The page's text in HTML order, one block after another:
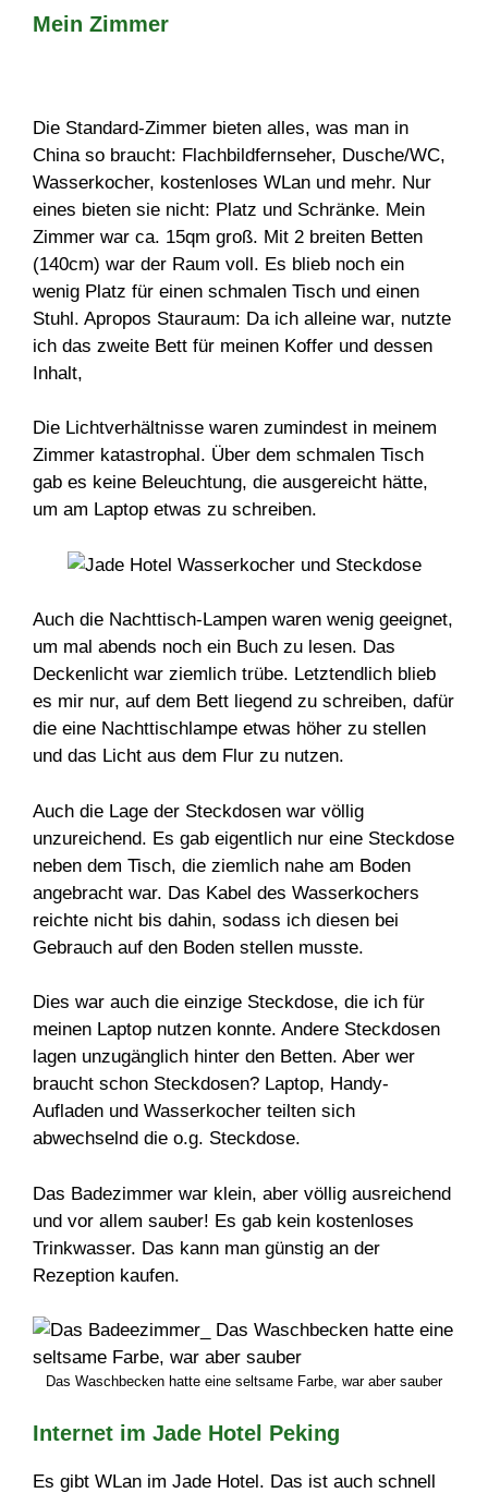
Mein Zimmer
Die Standard-Zimmer bieten alles, was man in
China so braucht: Flachbildfernseher, Dusche/WC,
Wasserkocher, kostenloses WLan und mehr. Nur
eines bieten sie nicht: Platz und Schränke. Mein
Zimmer war ca. 15qm groß. Mit 2 breiten Betten
(140cm) war der Raum voll. Es blieb noch ein
wenig Platz für einen schmalen Tisch und einen
Stuhl. Apropos Stauraum: Da ich alleine war, nutzte
ich das zweite Bett für meinen Koffer und dessen
Inhalt,
Die Lichtverhältnisse waren zumindest in meinem
Zimmer katastrophal. Über dem schmalen Tisch
gab es keine Beleuchtung, die ausgereicht hätte,
um am Laptop etwas zu schreiben.
Auch die Nachttisch-Lampen waren wenig geeignet,
um mal abends noch ein Buch zu lesen. Das
Deckenlicht war ziemlich trübe. Letztendlich blieb
es mir nur, auf dem Bett liegend zu schreiben, dafür
die eine Nachttischlampe etwas höher zu stellen
und das Licht aus dem Flur zu nutzen.
Auch die Lage der Steckdosen war völlig
unzureichend. Es gab eigentlich nur eine Steckdose
neben dem Tisch, die ziemlich nahe am Boden
angebracht war. Das Kabel des Wasserkochers
reichte nicht bis dahin, sodass ich diesen bei
Gebrauch auf den Boden stellen musste.
Dies war auch die einzige Steckdose, die ich für
meinen Laptop nutzen konnte. Andere Steckdosen
lagen unzugänglich hinter den Betten. Aber wer
braucht schon Steckdosen? Laptop, Handy-
Aufladen und Wasserkocher teilten sich
abwechselnd die o.g. Steckdose.
Das Badezimmer war klein, aber völlig ausreichend
und vor allem sauber! Es gab kein kostenloses
Trinkwasser. Das kann man günstig an der
Rezeption kaufen.
Das Waschbecken hatte eine seltsame Farbe, war aber sauber
Internet im Jade Hotel Peking
Es gibt WLan im Jade Hotel. Das ist auch schnell